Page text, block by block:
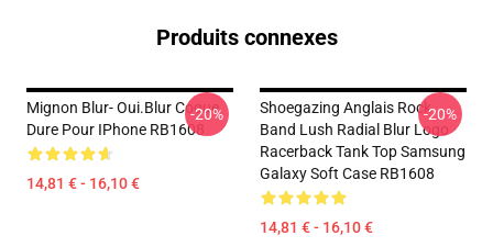
Produits connexes
Mignon Blur- Oui.blur Coque
Dure Pour IPhone RB1608
14,81 € - 16,10 €
-20%
Shoegazing Anglais Rock
Band Lush Radial Blur Logo
Racerback Tank Top Samsung
Galaxy Soft Case RB1608
14,81 € - 16,10 €
-20%